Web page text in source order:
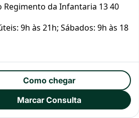
Regimento da Infantaria 13 40
9h às 21h; Sábados: 9h às 18
Como chegar
Marcar Consulta